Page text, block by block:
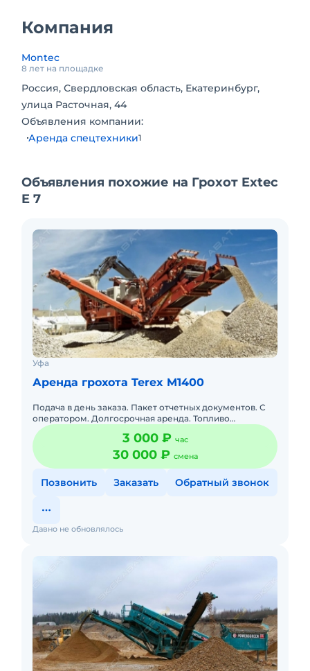
ширина 1320 мм.
Компания
Montec
8 лет на площадке
Россия, Свердловская область, Екатеринбург,
улица Расточная, 44
Объявления компании:
Аренда спецтехники1
Объявления похожие на Грохот Extec
E 7
Уфа
Аренда грохота Terex M1400
Подача в день заказа. Пакет отчетных документов. С
оператором. Долгосрочная аренда. Топливо
оплачивается отдельно. Топливо включено в
стоимость. Без оператора.
3 000 ₽ час
30 000 ₽ смена
Позвонить Заказать Обратный звонок
Давно не обновлялось